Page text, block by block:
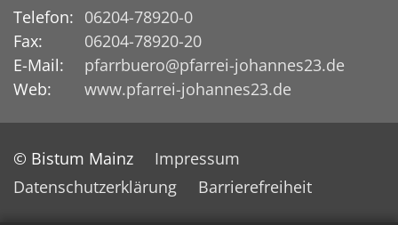
Telefon: 06204-78920-0
Fax:
06204-78920-20
E-Mail:
pfarrbuero@pfarrei-johannes23.de
Web:
www.pfarrei-johannes23.de
© Bistum Mainz
Impressum
Datenschutzerklärung
Barrierefreiheit